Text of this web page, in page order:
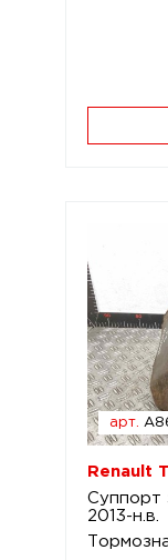
арт.
Renault
Суппорт
2013-н.в.